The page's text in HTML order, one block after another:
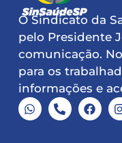
O Sindicato da
pelo Presidente
comunicação.
para os
informações e